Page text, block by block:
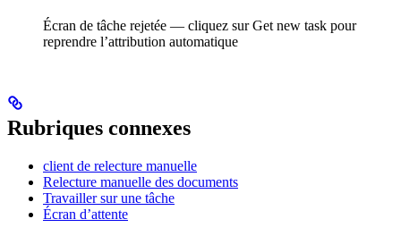
Écran de tâche rejetée — cliquez sur Get new task pour
reprendre l’attribution automatique
Rubriques connexes
client de relecture manuelle
Relecture manuelle des documents
Travailler sur une tâche
Écran d’attente